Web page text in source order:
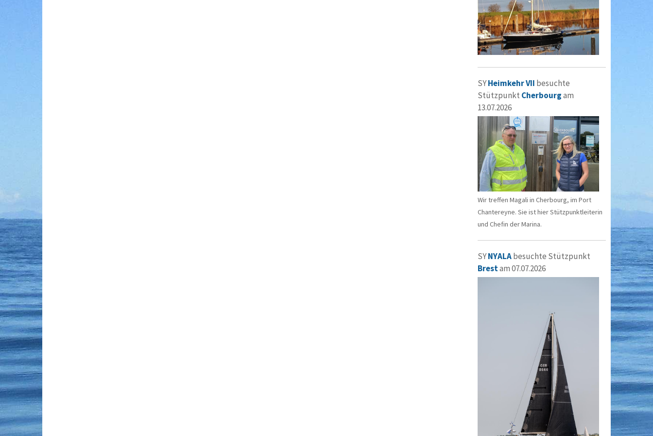
SYHeimkehr VII besuchte
Stützpunkt Cherbourgam
13.07.2026
Wir treffen Magali in Cherbourg, im Port
Chantereyne. Sie ist hier Stützpunktleiterin
und Chefin der Marina.
SYNYALAbesuchte Stützpunkt
Brestam 07.07.2026